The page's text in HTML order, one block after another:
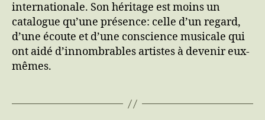
internationale. Son héritage est moins un
catalogue qu’une présence: celle d’un regard,
d’une écoute et d’une conscience musicale qui
ont aidé d’innombrables artistes à devenir eux-
mêmes.